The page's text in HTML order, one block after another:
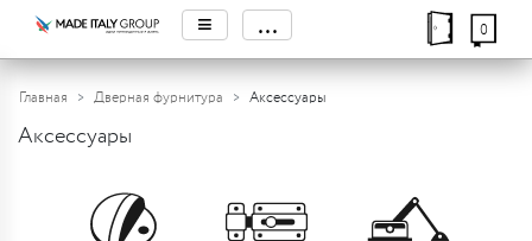
≡ ... 0
Главная Дверная фурнитура Аксессуары
Аксессуары